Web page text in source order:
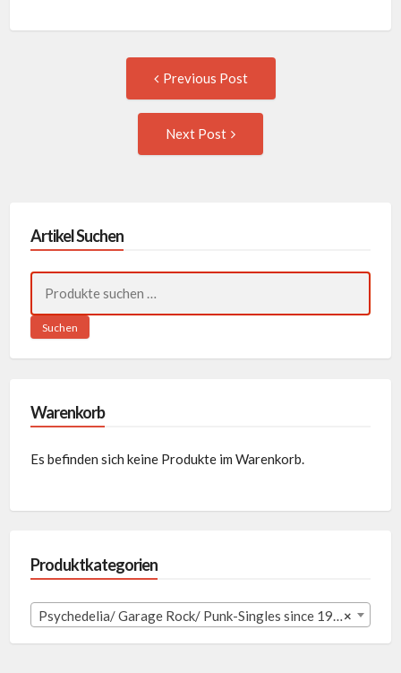
navigation
Previous Post
Next Post
Artikel Suchen
nach:
Suchen
Warenkorb
Es befinden sich keine Produkte im Warenkorb.
Produktkategorien
×
Psychedelia/ Garage Rock/ Punk-Singles since 1980 (256)